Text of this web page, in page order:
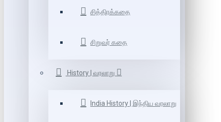
சித்திரக்கதை
சிறுவர் கதை
History | வரலாறு
India History | இந்திய வரலாறு